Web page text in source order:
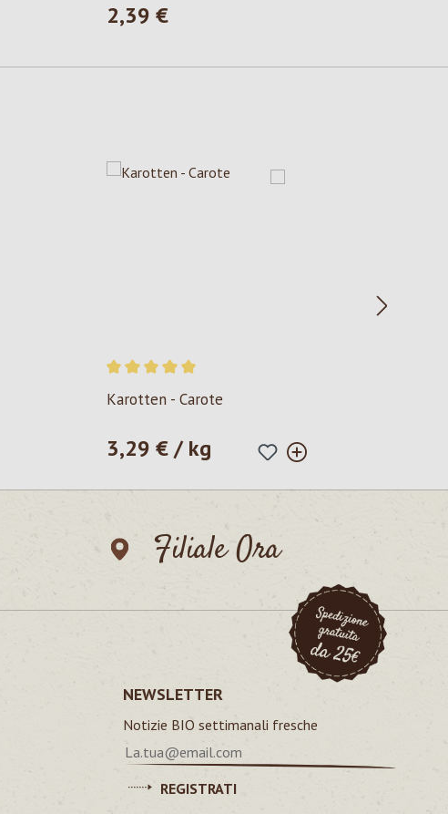
Prezzo normale:
2,39 €
Valutazione media di 5 su 5 stelle
Karotten - Carote
Prezzo normale:
3,29 € / kg
Filiale Ora
NEWSLETTER
Notizie BIO settimanali fresche
REGISTRATI